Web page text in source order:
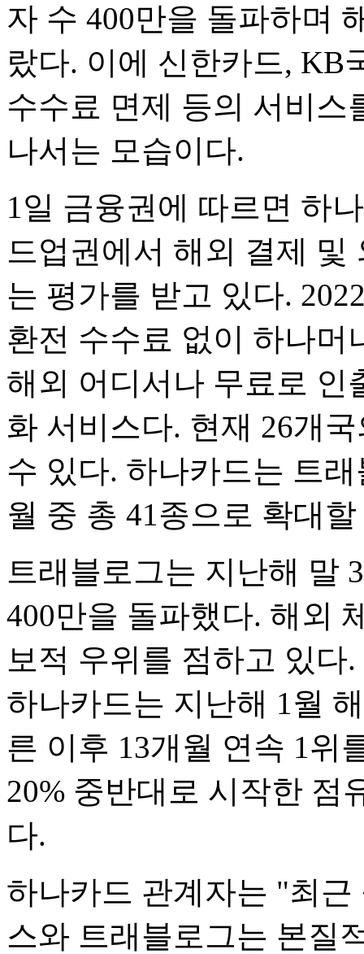
자 수 400만을 돌파하며
랐다. 이에 신한카드, KB
수수료 면제 등의 서비스
나서는 모습이다.
1일 금융권에 따르면 하
드업권에서 해외 결제 및
는 평가를 받고 있다.
환전 수수료 없이 하나머
해외 어디서나 무료로 인
화 서비스다. 현재 26개
수 있다. 하나카드는 트
월 중 총 41종으로 확대
트래블로그는 지난해 말
400만을 돌파했다. 해외
보적 우위를 점하고 있다
하나카드는 지난해 1월
른 이후 13개월 연속 1위
20% 중반대로 시작한 점
다.
하나카드 관계자는 "최
스와 트래블로그는 본질